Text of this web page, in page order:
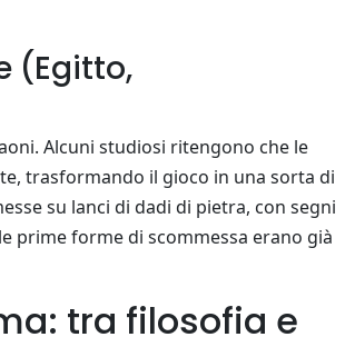
(Egitto,
Alcuni studiosi ritengono che le
trasformando il gioco in una sorta di
su lanci di dadi di pietra, con segni
prime forme di scommessa erano già
tra filosofia e